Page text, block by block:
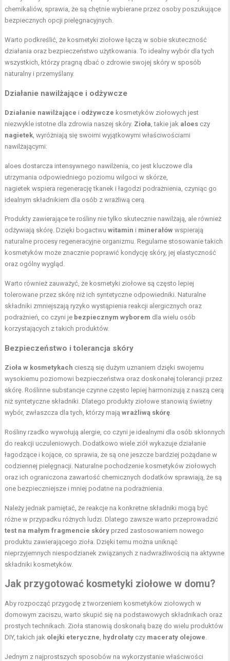
chemikaliów, sprawia, że są chętnie wybierane przez osoby poszukujące
bezpiecznych opcji pielęgnacyjnych.
Warto podkreślić, że kosmetyki ziołowe łączą w sobie skuteczność
działania oraz bezpieczeństwo użytkowania. To idealny wybór dla tych
wszystkich, którzy pragną dbać o zdrowie swojej skóry w sposób
naturalny i przemyślany.
Działanie nawilżające i odżywcze
Działanie nawilżające i odżywcze kosmetyków ziołowych jest
niezwykle istotne dla zdrowia naszej skóry. Zioła , takie jak aloes czy
nagietek , wyróżniają się swoimi wyjątkowymi właściwościami
nawilżającymi:
aloes dostarcza intensywnego nawilżenia, co jest kluczowe dla
utrzymania odpowiedniego poziomu wilgoci w skórze,
nagietek wspiera regenerację tkanek i łagodzi podrażnienia, czyniąc go
idealnym składnikiem dla osób z wrażliwą cerą.
Produkty zawierające te rośliny nie tylko skutecznie nawilżają, ale również
odżywiają skórę. Dzięki bogactwuwitamin i minerałów wspierają
naturalne procesy regeneracyjne organizmu. Regularne stosowanie takich
kosmetyków może znacznie poprawić kondycję skóry, jej elastyczność
oraz ogólny wygląd.
Warto również zauważyć, że kosmetyki ziołowe są często lepiej
tolerowane przez skórę niż ich syntetyczne odpowiedniki. Naturalne
składniki zmniejszają ryzyko wystąpienia reakcji alergicznych oraz
podrażnień, co czyni je bezpiecznym wyborem dla wielu osób
korzystających z takich produktów.
Bezpieczeństwo i tolerancja skóry
Zioła w kosmetykach cieszą się dużym uznaniem dzięki swojemu
wysokiemu poziomowi bezpieczeństwa oraz doskonałej tolerancji przez
skórę. Roślinne substancje czynne często lepiej harmonizują z naszą cerą
niż syntetyczne składniki. Dlatego produkty ziołowe stanowią świetny
wybór, zwłaszcza dla tych, którzy mająwrażliwą skórę
Rośliny rzadko wywołują alergie, co czyni je idealnymi dla osób skłonnych
do reakcji uczuleniowych. Dodatkowo wiele ziół wykazuje działanie
łagodzące i kojące, co sprawia, że są one jeszcze bardziej pożądane w
codziennej pielęgnacji. Naturalne pochodzenie kosmetyków ziołowych
oraz ich ograniczona zawartość chemicznych dodatków sprawiają, że są
one bezpieczniejsze i mniej podatne na podrażnienia.
Należy jednak pamiętać, że reakcje na konkretne składniki mogą być
różne w przypadku różnych ludzi. Dlatego zawsze warto przeprowadzić
test na małym fragmencie skóry przed zastosowaniem nowego
produktu zawierającego zioła. Dzięki temu można uniknąć
nieprzyjemnych niespodzianek związanych z nadwrażliwością na aktywne
składniki kosmetyków.
Jak przygotować kosmetyki ziołowe w domu?
Aby rozpocząć przygodę z tworzeniem kosmetyków ziołowych w
domowym zaciszu, warto skupić się na podstawowych składnikach oraz
prostych technikach. Zioła stanowią doskonałą bazę do wielu produktów
DIY, takich jak olejki eteryczne hydrolaty czy maceraty olejowe
Jednym z najprostszych sposobów na wykorzystanie właściwości